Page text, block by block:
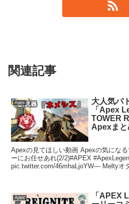
関連記事
Apex
大人気バ
「Apex
TOWER
Apexまと
Apexの見てほしい動画 Apexの気にな
ーにお任せあれ(2/2)#APEX
pic.twitter.com/46mhaLjoYW— Meltyオ
Apex
「APEX